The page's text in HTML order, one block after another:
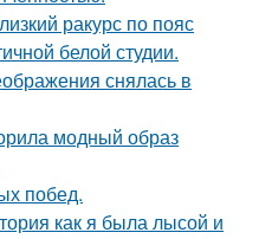
ракурс по пояс
белой студии.
снялась в
модный образ
побед.
как я была лысой и